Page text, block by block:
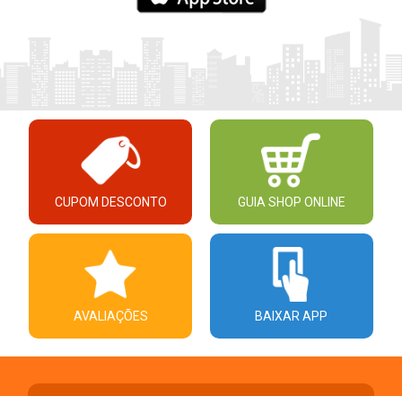
CUPOM DESCONTO GUIA SHOP ONLINE
AVALIAÇÕES BAIXAR APP